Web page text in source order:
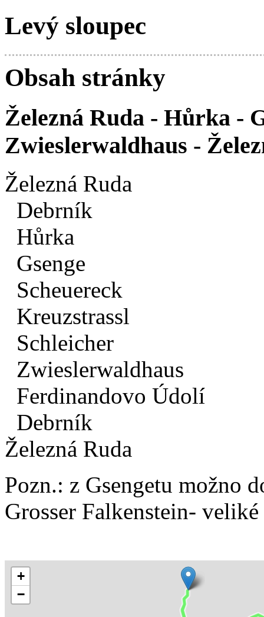
Levý sloupec
Obsah stránky
Železná Ruda - Hůrka -
Zwieslerwaldhaus -
Železná Ruda
Debrník
Hůrka
Gsenge
Scheuereck
Kreuzstrassl
Schleicher
Zwieslerwaldhaus
Ferdinandovo Údolí
Debrník
Železná Ruda
Pozn.: z Gsengetu možno
Grosser Falkenstein-